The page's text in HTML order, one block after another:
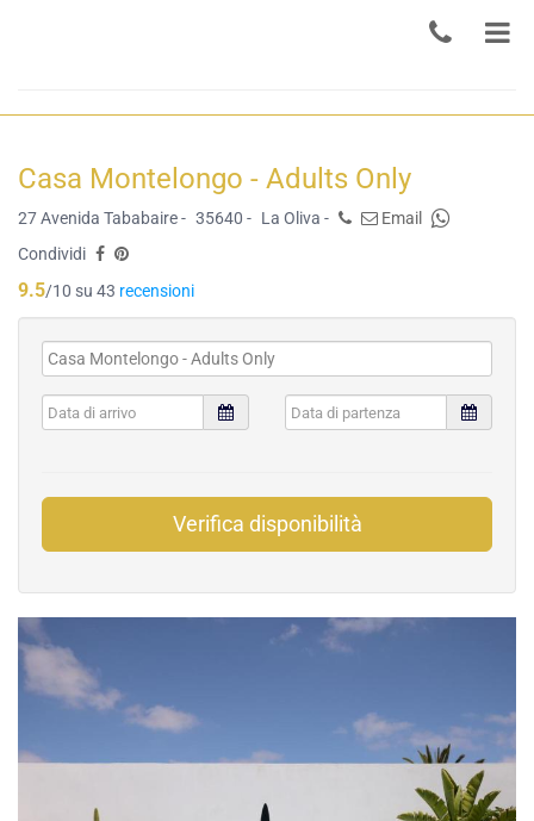
Casa Montelongo - Adults Only
27 Avenida Tababaire - 35640 - La Oliva -
Email
Condividi
9.5/10 su 43 recensioni
Verifica disponibilità